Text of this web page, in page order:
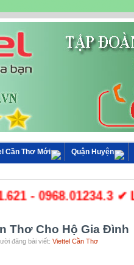
Cần Thơ Mới Quận Huyện
- 0968.01234.3
Thơ Cho Hộ Gia Đình
đăng bài viết: Viettel Cần Thơ